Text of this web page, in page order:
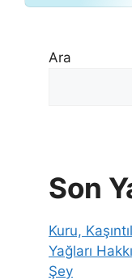
Ara
Son
Kuru,
Yağları
Şey